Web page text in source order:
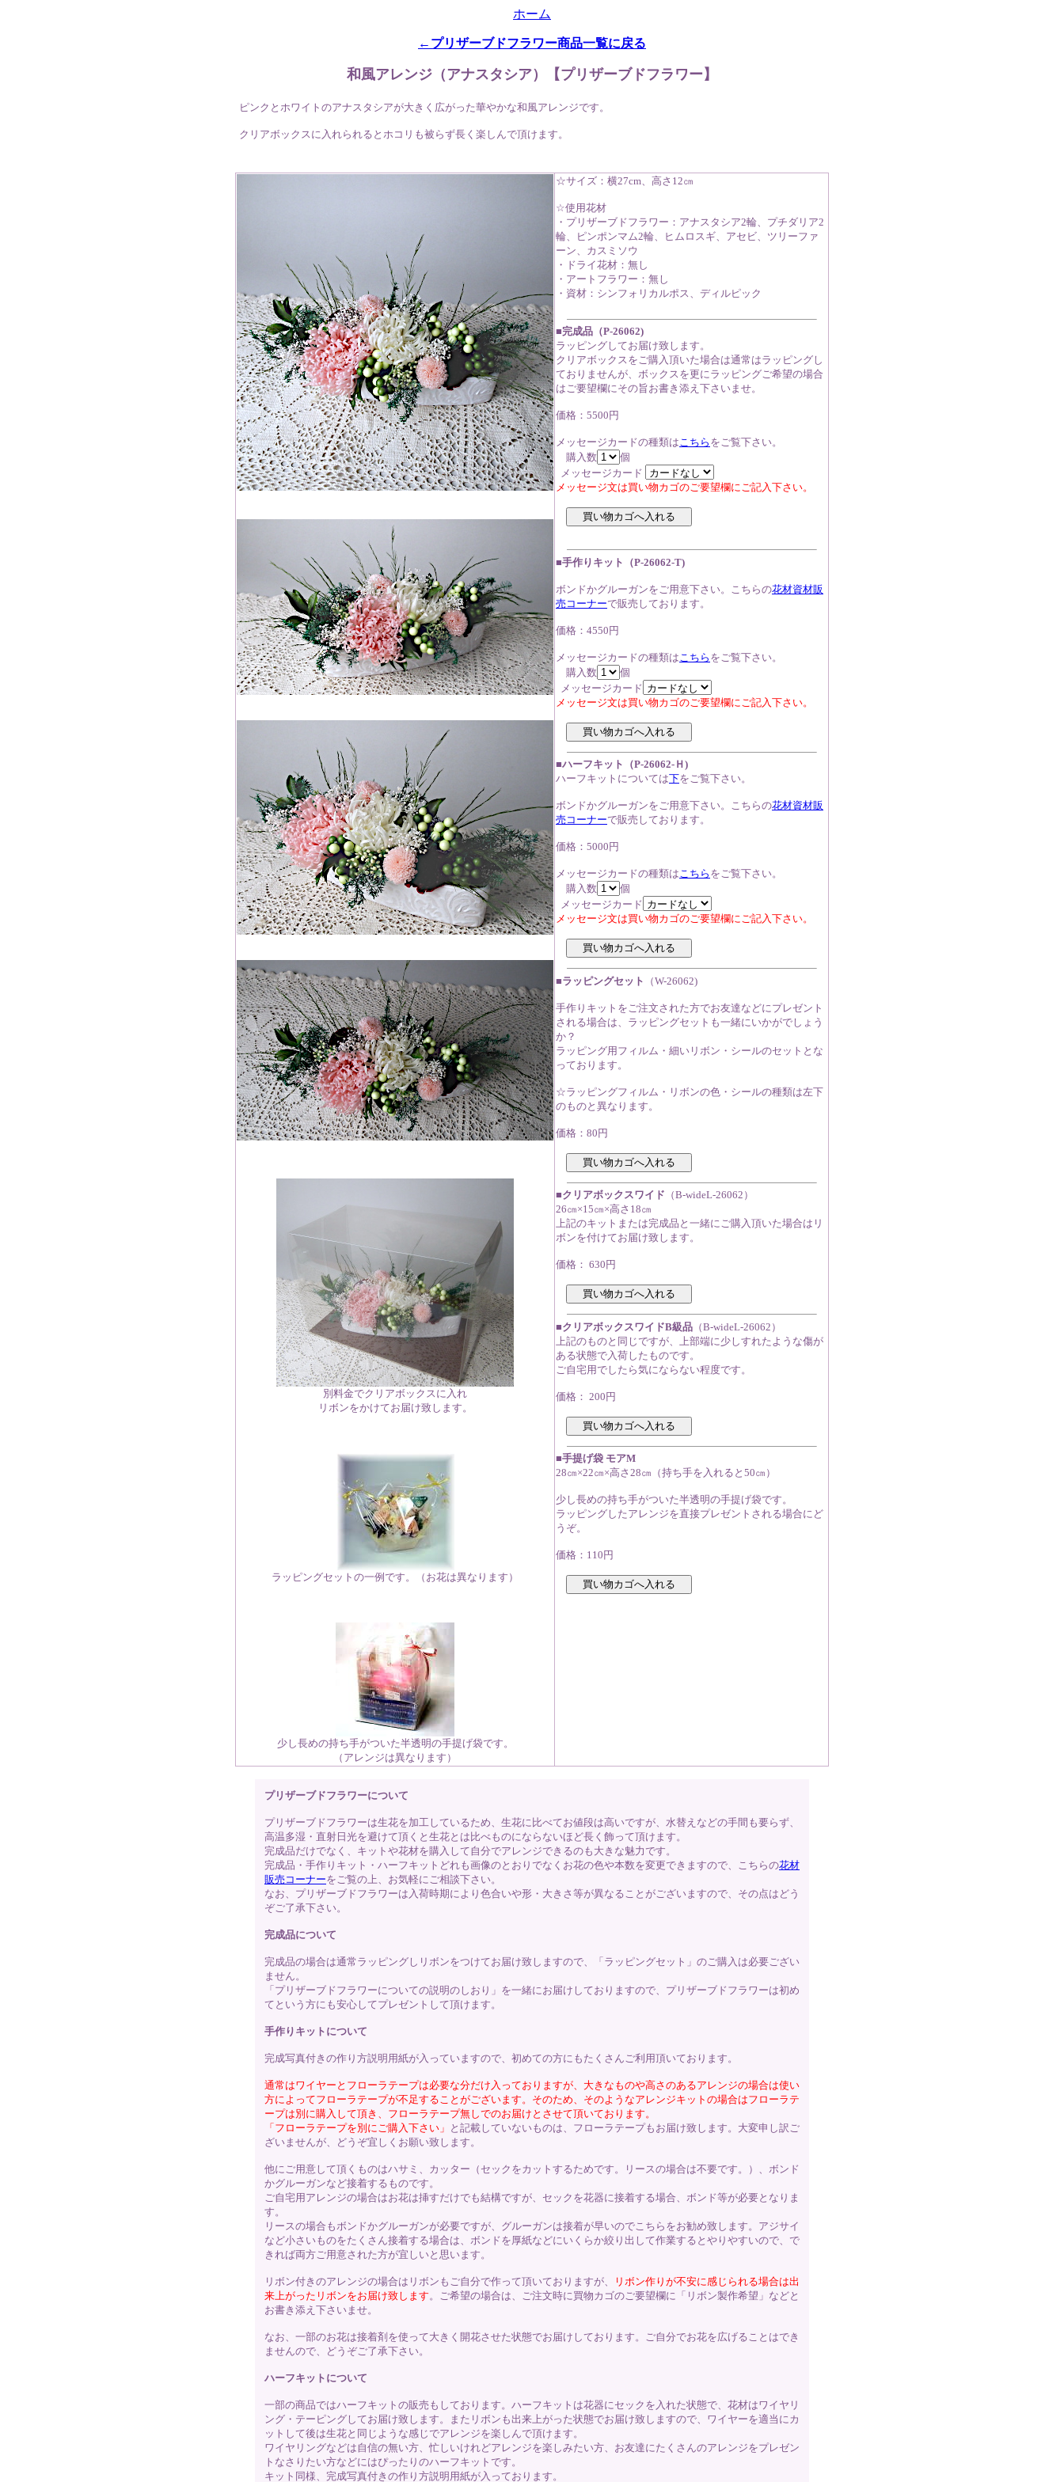
ホーム
←プリザーブドフラワー商品一覧に戻る
和風アレンジ（アナスタシア）【プリザーブドフラワー】
ピンク とホワイトのアナスタシアが大きく広がった華やかな和風アレンジです。
クリアボックスに入れられるとホコリも被らず長く楽しんで頂けます。
別料金でクリアボックスに入れ
リボンをかけてお届け致します。
ラッピングセットの一例です。（お花は異なります）
少し長めの持ち手がついた半透明の手提げ袋です。
（アレンジは異なります）
☆サイズ：横27cm、高さ12㎝
☆使用花材
・プリザーブドフラワー：アナスタシア2輪、プチダリア2
輪、ピンポンマム2輪、ヒムロスギ、アセビ、ツリーファ
ーン、カスミソウ
・ドライ花材：無し
・アートフラワー：無し
・資材：シンフォリカルポス、ディルピック
■完成品（P-26062)
ラッピングしてお届け致します。
クリアボックスをご購入頂いた場合は通常はラッピングし
ておりませんが、ボックスを更にラッピングご希望の場合
はご要望欄にその旨お書き添え下さいませ。
価格：5500円
メッセージカードの種類はこちら をご覧下さい。
購入数
個
メッセージカード
メッセージ文は買い物カゴのご要望欄にご記入下さい。
■手作りキット（P-26062-T)
ボンドかグルーガンをご用意下さい。こちらの花材資材販
売コーナーで販売しております。
価格：4550円
メッセージカードの種類は こちら をご覧下さい。
購入数
個
メッセージカード
メッセージ文は買い物カゴのご要望欄にご記入下さい。
■ハーフキット（P-26062-Ｈ)
ハーフキットについては下をご覧下さい。
ボンドかグルーガンをご用意下さい。こちらの花材資材販
売コーナーで販売しております。
価格：5000円
メッセージカードの種類はこちら をご覧下さい。
購入数
個
メッセージカード
メッセージ文は買い物カゴのご要望欄にご記入下さい。
■ラッピングセット （W-26062)
手作りキットをご注文された方でお友達などにプレゼント
される場合は、ラッピングセットも一緒にいかがでしょう
か？
ラッピング用フィルム・細いリボン・シールのセットとな
っております。
☆ラッピングフィルム・リボンの色・シールの種類は左下
のものと異なります。
価格：80円
■クリアボックスワイド （B-wideL-26062）
26㎝×15㎝×高さ18㎝
上記のキットまたは完成品と一緒にご購入頂いた場合はリ
ボンを付けてお届け致します。
価格： 630円
■クリアボックスワイドB級品 （B-wideL-26062）
上記のものと同じですが、上部端に少しすれたような傷が
ある状態で入荷したものです。
ご自宅用でしたら気にならない程度です。
価格： 200円
■手提げ袋 モアM
28㎝×22㎝×高さ28㎝（持ち手を入れると50㎝）
少し長めの持ち手がついた半透明の手提げ袋です。
ラッピングしたアレンジを直接プレゼントされる場合にど
うぞ。
価格：110円
プリザーブドフラワーについて
プリザーブドフラワーは生花を加工しているため、生花に比べてお値段は高いですが、水替えなどの手間も要らず、
高温多湿・直射日光を避けて頂くと生花とは比べものにならないほど長く飾って頂けます。
完成品だけでなく、キットや花材を購入して自分でアレンジできるのも大きな魅力です。
完成品・手作りキット・ハーフキットどれも画像のとおりでなくお花の色や本数を変更できますので、こちらの花材
販売コーナーをご覧の上、お気軽にご相談下さい。
なお、プリザーブドフラワーは入荷時期により色合いや形・大きさ等が異なることがございますので、その点はどう
ぞご了承下さい。
完成品について
完成品の場合は通常ラッピングしリボンをつけてお届け致しますので、「ラッピングセット」のご購入は必要ござい
ません。
「プリザーブドフラワーについての説明のしおり」を一緒にお届けしておりますので、プリザーブドフラワーは初め
てという方にも安心してプレゼントして頂けます。
手作りキットについて
完成写真付きの作り方説明用紙が入っていますので、初めての方にもたくさんご利用頂いております。
通常はワイヤーとフローラテープは必要な分だけ入っておりますが、大きなものや高さのあるアレンジの場合は使い
方によってフローラテープが不足することがございます。そのため、そのようなアレンジキットの場合はフローラテ
ープは別に購入して頂き、フローラテープ無しでのお届けとさせて頂いております。
「フローラテープを別にご購入下さい」 と記載していないものは、フローラテープもお届け致します。大変申し訳ご
ざいませんが、どうぞ宜しくお願い致します。
他にご用意して頂くものはハサミ、カッター（セックをカットするためです。リースの場合は不要です。）、ボンド
かグルーガンなど接着するものです。
ご自宅用アレンジの場合はお花は挿すだけでも結構ですが、セックを花器に接着する場合、ボンド等が必要となりま
す。
リースの場合もボンドかグルーガンが必要ですが、グルーガンは接着が早いのでこちらをお勧め致します。アジサイ
など小さいものをたくさん接着する場合は、ボンドを厚紙などにいくらか絞り出して作業するとやりやすいので、で
きれば両方ご用意された方が宜しいと思います。
リボン付きのアレンジの場合はリボンもご自分で作って頂いておりますが、
リボン作りが不安に感じられる場合は出
来上がったリボンをお届け致します。ご希望の場合は、ご注文時に買物カゴのご要望欄に「リボン製作希望」などと
お書き添え下さいませ。
なお、一部のお花は接着剤を使って大きく開花させた状態でお届けしております。ご自分でお花を広げることはでき
ませんので、どうぞご了承下さい。
ハーフキットについて
一部の商品ではハーフキットの販売もしております。ハーフキットは花器にセックを入れた状態で、花材はワイヤリ
ング・テーピングしてお届け致します。またリボンも出来上がった状態でお届け致しますので、ワイヤーを適当にカ
ットして後は生花と同じような感じでアレンジを楽しんで頂けます。
ワイヤリングなどは自信の無い方、忙しいけれどアレンジを楽しみたい方、お友達にたくさんのアレンジをプレゼン
トなさりたい方などにはぴったりのハーフキットです。
キット同様、完成写真付きの作り方説明用紙が入っております。